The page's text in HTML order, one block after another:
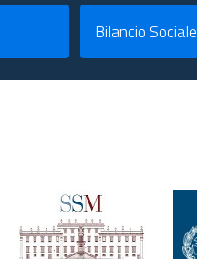
Bilancio Sociale